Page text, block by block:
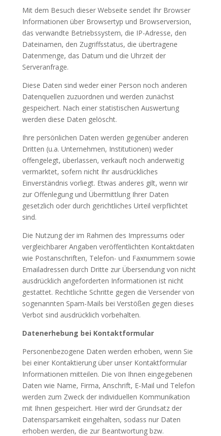
Mit dem Besuch dieser Webseite sendet Ihr Browser
Informationen über Browsertyp und Browserversion,
das verwandte Betriebssystem, die IP-Adresse, den
Dateinamen, den Zugriffsstatus, die übertragene
Datenmenge, das Datum und die Uhrzeit der
Serveranfrage.
Diese Daten sind weder einer Person noch anderen
Datenquellen zuzuordnen und werden zunächst
gespeichert. Nach einer statistischen Auswertung
werden diese Daten gelöscht.
Ihre persönlichen Daten werden gegenüber anderen
Dritten (u.a. Unternehmen, Institutionen) weder
offengelegt, überlassen, verkauft noch anderweitig
vermarktet, sofern nicht Ihr ausdrückliches
Einverständnis vorliegt. Etwas anderes gilt, wenn wir
zur Offenlegung und Übermittlung Ihrer Daten
gesetzlich oder durch gerichtliches Urteil verpflichtet
sind.
Die Nutzung der im Rahmen des Impressums oder
vergleichbarer Angaben veröffentlichten Kontaktdaten
wie Postanschriften, Telefon- und Faxnummern sowie
Emailadressen durch Dritte zur Übersendung von nicht
ausdrücklich angeforderten Informationen ist nicht
gestattet. Rechtliche Schritte gegen die Versender von
sogenannten Spam-Mails bei Verstößen gegen dieses
Verbot sind ausdrücklich vorbehalten.
Datenerhebung bei Kontaktformular
Personenbezogene Daten werden erhoben, wenn Sie
bei einer Kontaktierung über unser Kontaktformular
Informationen mitteilen. Die von Ihnen eingegebenen
Daten wie Name, Firma, Anschrift, E-Mail und Telefon
werden zum Zweck der individuellen Kommunikation
mit Ihnen gespeichert. Hier wird der Grundsatz der
Datensparsamkeit eingehalten, sodass nur Daten
erhoben werden, die zur Beantwortung bzw.